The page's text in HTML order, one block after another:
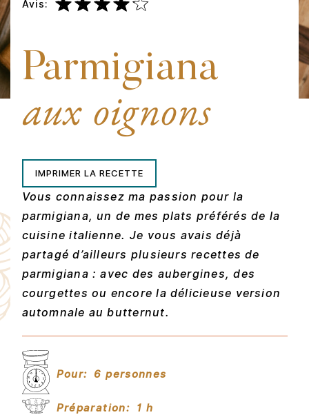
Avis:
Parmigiana
aux oignons
IMPRIMER LA RECETTE
Vous connaissez ma passion pour la
parmigiana, un de mes plats préférés de la
cuisine italienne. Je vous avais déjà
partagé d’ailleurs plusieurs recettes de
parmigiana : avec des aubergines, des
courgettes ou encore la délicieuse version
automnale au butternut.
Pour: 6 personnes
Préparation: 1 h